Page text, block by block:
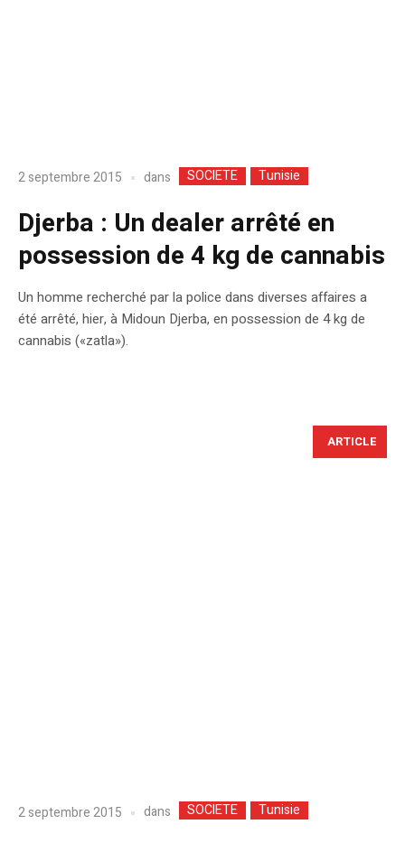
2 septembre 2015 dans SOCIETE Tunisie
Djerba : Un dealer arrêté en
possession de 4 kg de cannabis
Un homme recherché par la police dans diverses affaires a
été arrêté, hier, à Midoun Djerba, en possession de 4 kg de
cannabis («zatla»).
ARTICLE
2 septembre 2015 dans SOCIETE Tunisie